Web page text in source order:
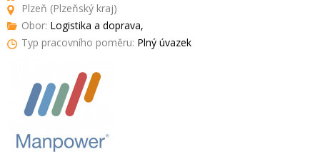
Plzeň (Plzeňský kraj)
Obor: Logistika a doprava,
Typ pracovního poměru: Plný úvazek